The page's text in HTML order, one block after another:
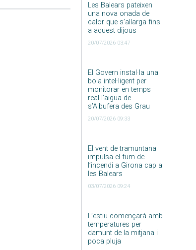
Les Balears pateixen
una nova onada de
calor que s’allarga fins
a aquest dijous
20/07/2026 03:47
El Govern instal·la una
boia intel·ligent per
monitorar en temps
real l’aigua de
s’Albufera des Grau
20/07/2026 09:33
El vent de tramuntana
impulsa el fum de
l’incendi a Girona cap a
les Balears
03/07/2026 09:24
L’estiu començarà amb
temperatures per
damunt de la mitjana i
poca pluja